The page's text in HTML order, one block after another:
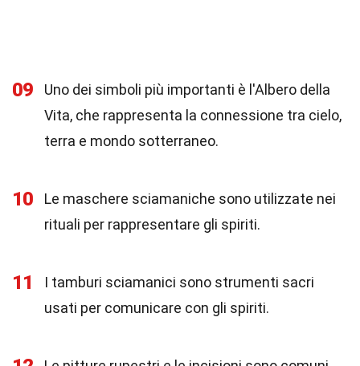
09
Uno dei simboli più importanti è l'Albero della
Vita, che rappresenta la connessione tra cielo,
terra e mondo sotterraneo.
10
Le maschere sciamaniche sono utilizzate nei
rituali per rappresentare gli spiriti.
11
I tamburi sciamanici sono strumenti sacri
usati per comunicare con gli spiriti.